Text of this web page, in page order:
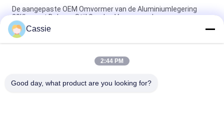
De aangepaste OEM Omvormer van de Aluminiumlegering
20Khz met Dukane-Stijl Gouden Voormassa's
35Khz ultrasoon Lassenconvertor 1200w met
Titaniummaterialen
de Convertor20khz Ultrasone Omvormer van 41S30 Dukane
Cassie
2:44 PM
Good day, what product are you looking for?